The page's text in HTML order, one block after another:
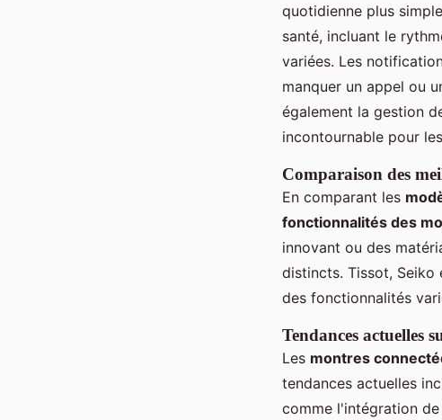
quotidienne plus
santé, incluant le
variées. Les
manquer un appel ou
également la gestion
incontournable pour
Comparaison des
En comparant les
fonctionnalités des
innovant ou des
distincts. Tissot, Seiko
des fonctionnalités
Tendances actuelles
Les montres
tendances actuelles
comme l'intégration